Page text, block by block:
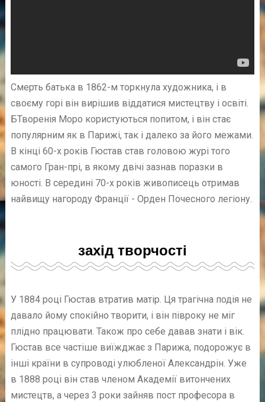
Смерть батька в 1862-м торкнула художника, і в
своєму горі він вирішив віддатися мистецтву і освіті.
БТворенія Моро користуються попитом, і він стає
популярним як в Парижі, так і далеко за його межами.
В кінці 60-х років Гюстав став головою журі того
самого Гран-прі, в якому двічі зазнав поразки в
юності. В середині 70-х років живописець отримав
найвищу нагороду Франції - Орден Почесного легіону.
захід творчості
У 1884 році Гюстав втратив матір. Ця трагічна подія не
давало йому спокійно творити, і він півроку не міг
плідно працювати. Також про себе давав знати і вік.
Гюстав все частіше виїжджає з Парижа, подорожує в
інші країни в супроводі улюбленої Александрін. Уже
в 1888 році він став членом Академії витончених
мистецтв, а через 3 роки зайняв пост професора в